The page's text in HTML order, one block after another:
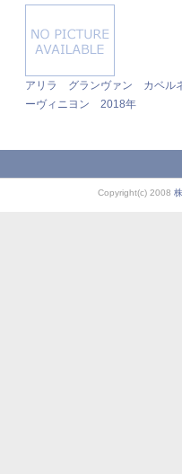
アリラ グランヴァン カベル
ーヴィニヨン 2018年
Copyright(c) 2008